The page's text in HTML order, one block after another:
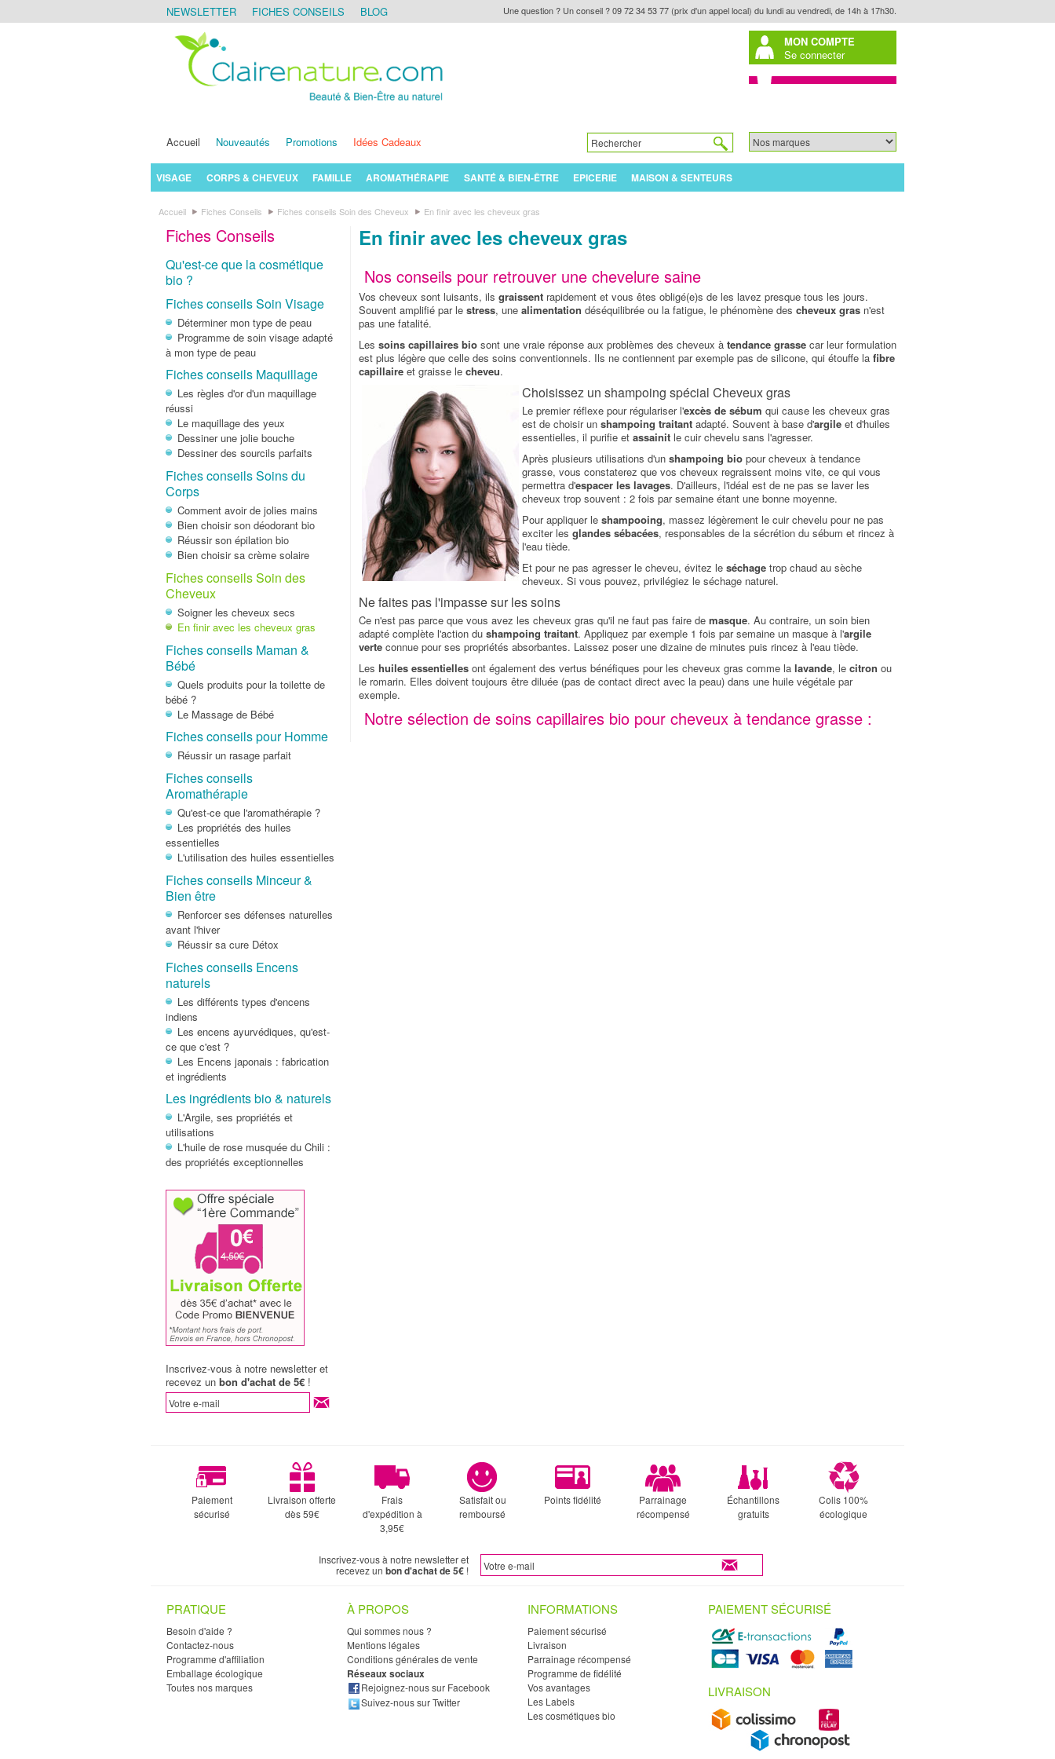
Une question ? Un conseil ? 09 72 34 53 77 (prix d'un appel local) du lundi au vendredi, de 14h à 17h30.
NEWSLETTER FICHES CONSEILS
BLOG
MON COMPTE
Se connecter
Accueil Nouveautés Promotions Idées Cadeaux
VISAGE CORPS & CHEVEUX FAMILLE AROMATHÉRAPIE SANTÉ & BIEN-ÊTRE EPICERIE MAISON & SENTEURS
Accueil Fiches Conseils Fiches conseils Soin des Cheveux En finir avec les cheveux gras
En finir avec les cheveux gras
Nos conseils pour retrouver une chevelure saine
Vos cheveux sont luisants, ils graissentrapidement et vous êtes obligé(e)s de les lavez presque tous les jours.
Souvent amplifié par le stress, une alimentation déséquilibrée ou la fatigue, le phénomène des cheveux grasn'est
pas une fatalité.
Les soins capillaires biosont une vraie réponse aux problèmes des cheveux à tendance grassecar leur formulation
est plus légère que celle des soins conventionnels. Ils ne contiennent par exemple pas de silicone, qui étouffe la fibre
capillaireet graisse le cheveu.
Choisissez un shampoing spécial Cheveux gras
Le premier réflexe pour régulariser l'excès de sébum qui cause les cheveux gras
est de choisir un shampoing traitantadapté. Souvent à base d'argileet d'huiles
essentielles, il purifie et assainitle cuir chevelu sans l'agresser.
Après plusieurs utilisations d'un shampoing biopour cheveux à tendance
grasse, vous constaterez que vos cheveux regraissent moins vite, ce qui vous
permettra d'espacer les lavages. D'ailleurs, l'idéal est de ne pas se laver les
cheveux trop souvent : 2 fois par semaine étant une bonne moyenne.
Pour appliquer le shampooing, massez légèrement le cuir chevelu pour ne pas
exciter les glandes sébacées, responsables de la sécrétion du sébum et rincez à
l'eau tiède.
Et pour ne pas agresser le cheveu, évitez le séchagetrop chaud au sèche
cheveux. Si vous pouvez, privilégiez le séchage naturel.
Ne faites pas l'impasse sur les soins
Ce n'est pas parce que vous avez les cheveux gras qu'il ne faut pas faire de masque. Au contraire, un soin bien
adapté complète l'action du shampoing traitant. Appliquez par exemple 1 fois par semaine un masque à l'argile
verteconnue pour ses propriétés absorbantes. Laissez poser une dizaine de minutes puis rincez à l'eau tiède.
Les huiles essentiellesont également des vertus bénéfiques pour les cheveux gras comme la lavande, le citron ou
le romarin. Elles doivent toujours être diluée (pas de contact direct avec la peau) dans une huile végétale par
exemple.
Notre sélection de soins capillaires bio pour cheveux à tendance grasse :
Fiches Conseils
Qu'est-ce que la cosmétique
bio ?
Fiches conseils Soin Visage
Déterminer mon type de peau
Programme de soin visage adapté
à mon type de peau
Fiches conseils Maquillage
Les règles d'or d'un maquillage
réussi
Le maquillage des yeux
Dessiner une jolie bouche
Dessiner des sourcils parfaits
Fiches conseils Soins du
Corps
Comment avoir de jolies mains
Bien choisir son déodorant bio
Réussir son épilation bio
Bien choisir sa crème solaire
Fiches conseils Soin des
Cheveux
Soigner les cheveux secs
En finir avec les cheveux gras
Fiches conseils Maman &
Bébé
Quels produits pour la toilette de
bébé ?
Le Massage de Bébé
Fiches conseils pour Homme
Réussir un rasage parfait
Fiches conseils
Aromathérapie
Qu'est-ce que l'aromathérapie ?
Les propriétés des huiles
essentielles
L'utilisation des huiles essentielles
Fiches conseils Minceur &
Bien être
Renforcer ses défenses naturelles
avant l'hiver
Réussir sa cure Détox
Fiches conseils Encens
naturels
Les différents types d'encens
indiens
Les encens ayurvédiques, qu'est-
ce que c'est ?
Les Encens japonais : fabrication
et ingrédients
Les ingrédients bio & naturels
L'Argile, ses propriétés et
utilisations
L'huile de rose musquée du Chili :
des propriétés exceptionnelles
Inscrivez-vous à notre newsletter et
recevez unbon d'achat de 5€ !
Paiement
sécurisé
Livraison offerte
dès 59€
Frais
d'expédition à
3,95€
Satisfait ou
remboursé
Points fidélité
Parrainage
récompensé
Échantillons
gratuits
Colis 100%
écologique
Inscrivez-vous à notre newsletter et
recevez un bon d'achat de 5€ !
PRATIQUE
Besoin d'aide ?
Contactez-nous
Programme d'affiliation
Emballage écologique
Toutes nos marques
À PROPOS
Qui sommes nous ?
Mentions légales
Conditions générales de vente
Réseaux sociaux
Rejoignez-nous sur Facebook
Suivez-nous sur Twitter
INFORMATIONS
Paiement sécurisé
Livraison
Parrainage récompensé
Programme de fidélité
Vos avantages
Les Labels
Les cosmétiques bio
PAIEMENT SÉCURISÉ
LIVRAISON